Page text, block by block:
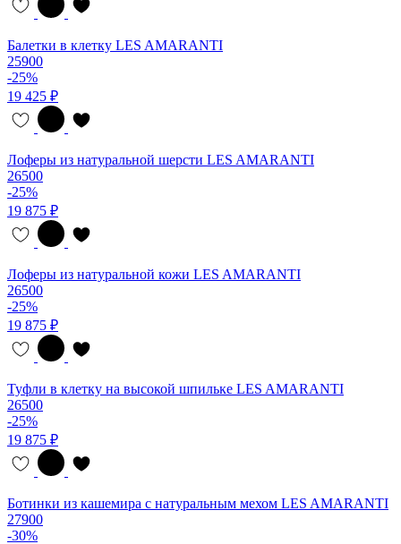
Балетки в клетку LES AMARANTI
25900
-25%
19 425 ₽
Лоферы из натуральной шерсти LES AMARANTI
26500
-25%
19 875 ₽
Лоферы из натуральной кожи LES AMARANTI
26500
-25%
19 875 ₽
Туфли в клетку на высокой шпильке LES AMARANTI
26500
-25%
19 875 ₽
Ботинки из кашемира с натуральным мехом LES AMARANTI
27900
-30%